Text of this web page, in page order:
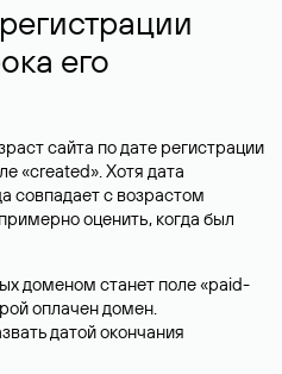
его
сайта по дате регистрации
«created». Хотя дата
совпадает с возрастом
оценить, когда был
доменом станет поле «paid-
оплачен домен.
датой окончания